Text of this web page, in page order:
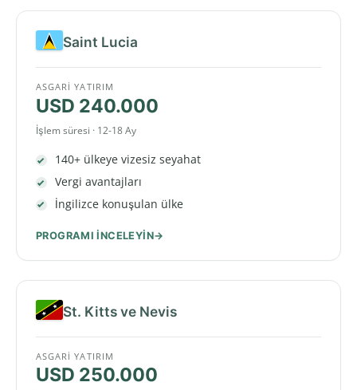
Saint Lucia
ASGARI YATIRIM
USD 240.000
İşlem süresi · 12-18 Ay
140+ ülkeye vizesiz seyahat
Vergi avantajları
İngilizce konuşulan ülke
PROGRAMI INCELEYIN
St. Kitts ve Nevis
ASGARI YATIRIM
USD 250.000